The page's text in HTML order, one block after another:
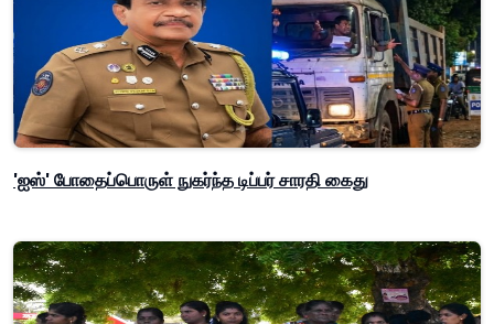
'ஐஸ்' போதைப்பொருள் நுகர்ந்த டிப்பர் சாரதி கைது